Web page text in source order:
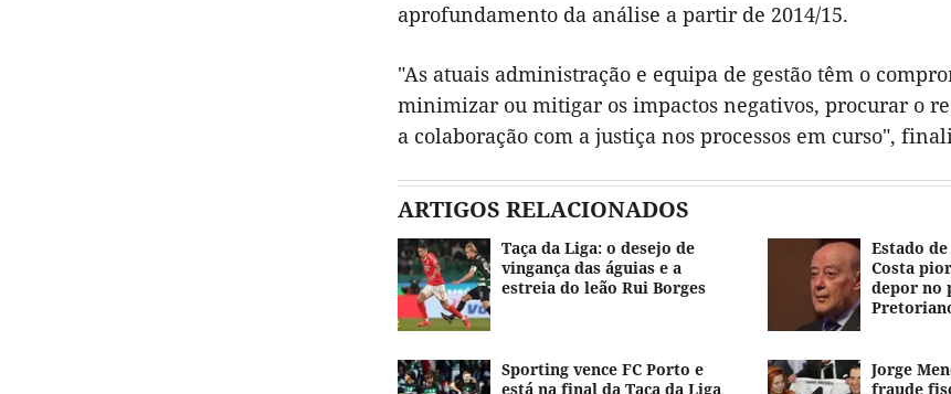
aprofundamento da análise a partir de 2014/15.
"As atuais administração e equipa de gestão têm o
minimizar ou mitigar os impactos negativos, procurar o
a colaboração com a justiça nos processos em curso",
ARTIGOS RELACIONADOS
Taça da Liga: o desejo de
vingança das águias e a
estreia do leão Rui Borges
Estado
Costa
depor no
Sporting vence FC Porto e
está na final da Taça da Liga
Jorge
fraude